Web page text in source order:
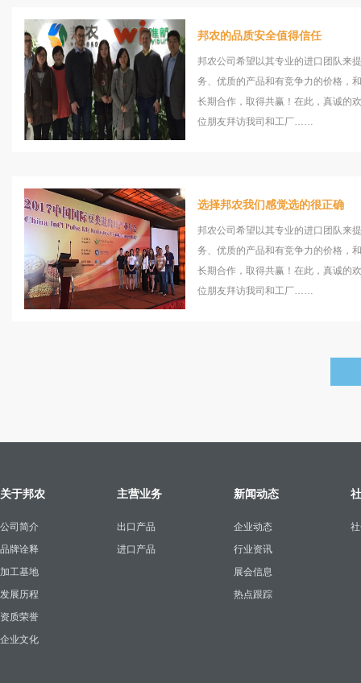
邦农的品质安全值得信任
邦农公司希望以其专业的进口团队来
务、优质的产品和有竞争力的价格，
长期合作，取得共赢！在此，真诚的
位朋友拜访我司和工厂……
选择邦农我们感觉选的很正确
邦农公司希望以其专业的进口团队来
务、优质的产品和有竞争力的价格，
长期合作，取得共赢！在此，真诚的
位朋友拜访我司和工厂……
关于邦农
公司简介
品牌诠释
加工基地
发展历程
资质荣誉
企业文化
主营业务
出口产品
进口产品
新闻动态
企业动态
行业资讯
展会信息
热点跟踪